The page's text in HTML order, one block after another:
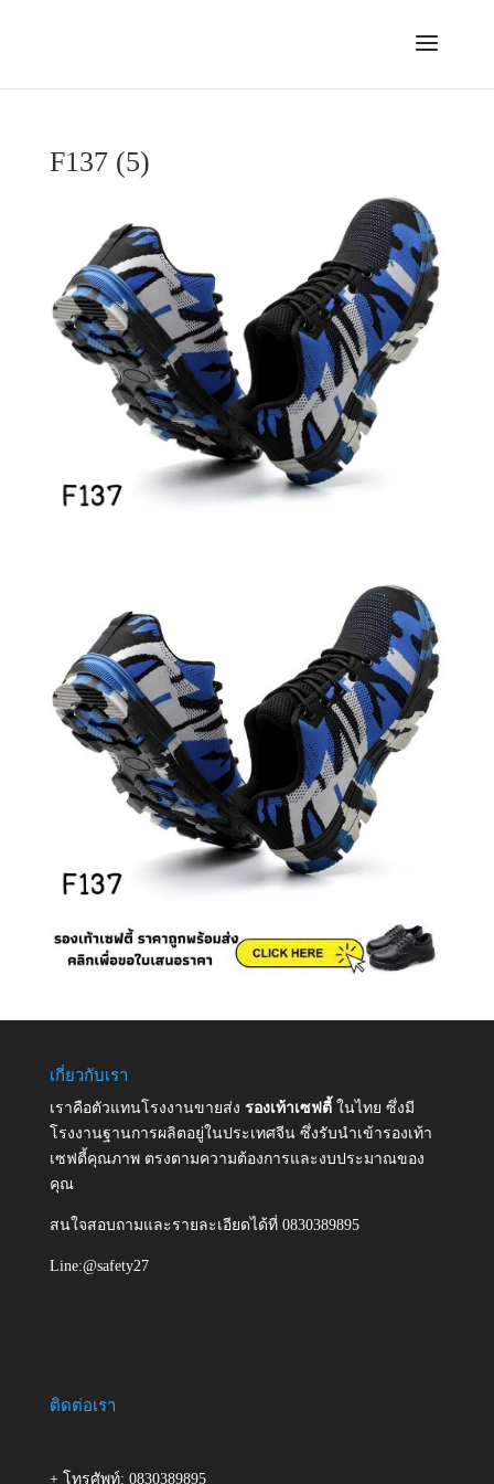
F137 (5)
เกี่ยวกับเรา
เราคือตัวแทนโรงงานขายส่ง รองเท้าเซฟตี้ ในไทย ซึ่งมี
โรงงานฐานการผลิตอยู่ในประเทศจีน ซึ่งรับนำเข้ารองเท้า
เซฟตี้คุณภาพ ตรงตามความต้องการและงบประมาณของ
คุณ
สนใจสอบถามและรายละเอียดได้ที่ 0830389895
Line:@safety27
ติดต่อเรา
+ โทรศัพท์: 0830389895